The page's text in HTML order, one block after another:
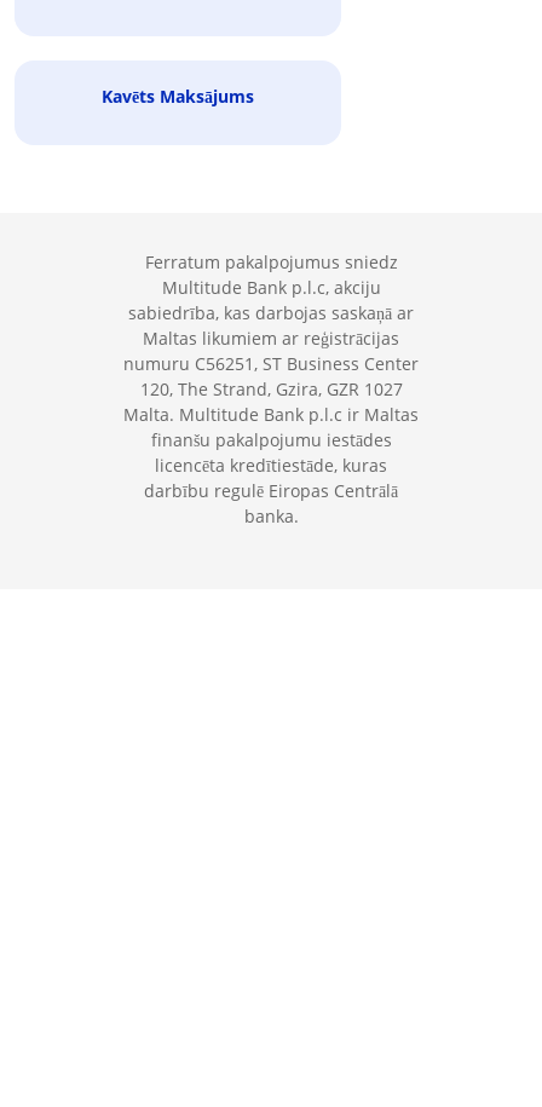
Kavēts Maksājums
Ferratum pakalpojumus sniedz
Multitude Bank p.l.c, akciju
sabiedrība, kas darbojas saskaņā ar
Maltas likumiem ar reģistrācijas
numuru C56251, ST Business Center
120, The Strand, Gzira, GZR 1027
Malta. Multitude Bank p.l.c ir Maltas
finanšu pakalpojumu iestādes
licencēta kredītiestāde, kuras
darbību regulē Eiropas Centrālā
banka.